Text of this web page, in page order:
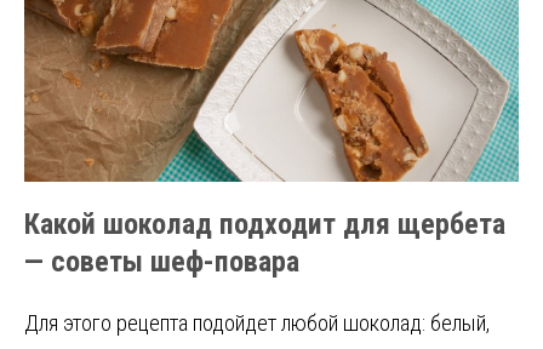
Какой шоколад подходит для щербета
— советы шеф-повара
Для этого рецепта подойдет любой шоколад: белый,